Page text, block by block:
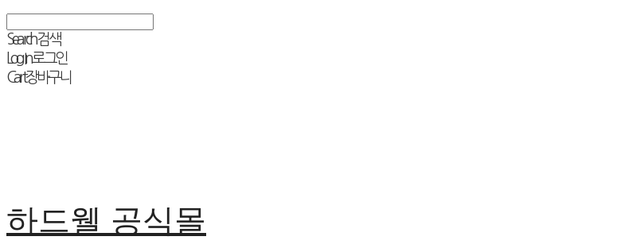
Search검색
Log In로그인
Cart장바구니
하드웰 공식몰